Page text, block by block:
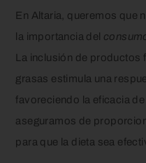
En Altaria, queremos que
la importancia del
La inclusión de productos
grasas estimula una
favoreciendo la eficacia
aseguramos de
para que la dieta sea